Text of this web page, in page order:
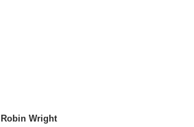
Robin Wright